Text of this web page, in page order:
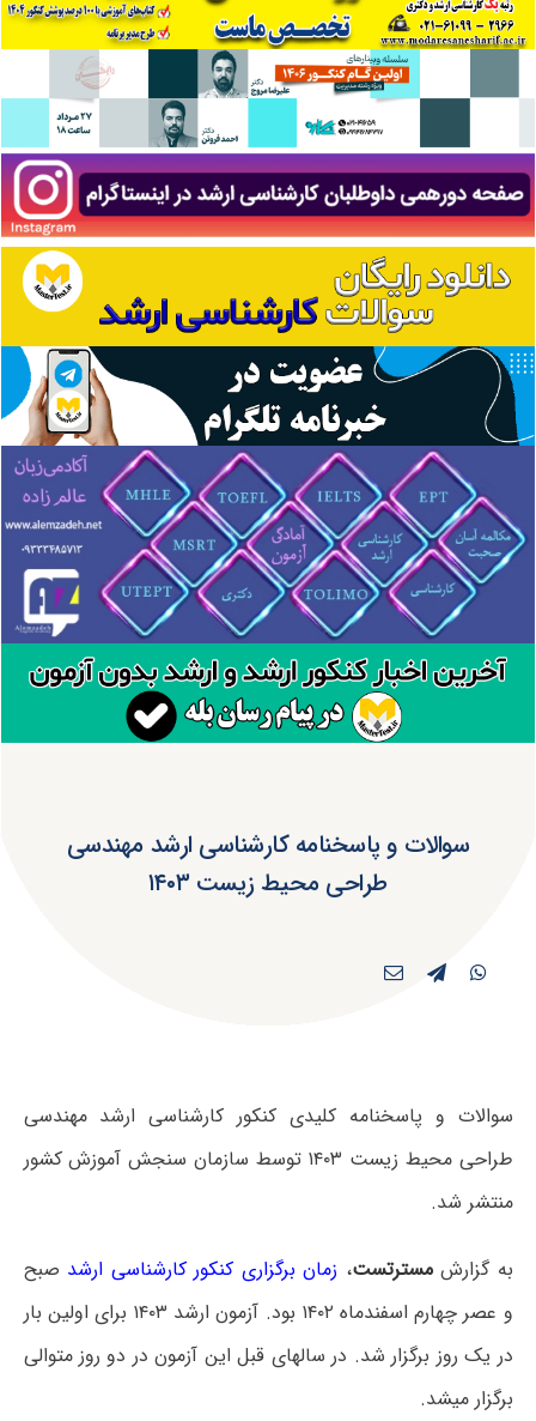
سوالات و پاسخنامه کارشناسی ارشد مهندسی
طراحی محیط زیست ۱۴۰۳
سوالات و پاسخنامه کلیدی کنکور کارشناسی ارشد مهندسی
طراحی محیط زیست ۱۴۰۳ توسط سازمان سنجش آموزش کشور
منتشر شد.
به گزارشمسترتست، زمان برگزاری کنکور کارشناسی ارشد صبح
و عصر چهارم اسفندماه ۱۴۰۲ بود. آزمون ارشد ۱۴۰۳ برای اولین بار
در یک روز برگزار شد. در سالهای قبل این آزمون در دو روز متوالی
برگزار میشد.